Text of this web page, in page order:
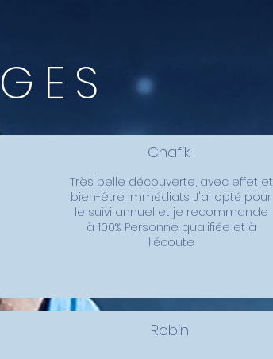
Chafik
Très belle découverte, avec effet et
bien-être immédiats. J'ai opté pour
le suivi annuel et je recommande
à 100%. Personne qualifiée et à
l'écoute
Robin